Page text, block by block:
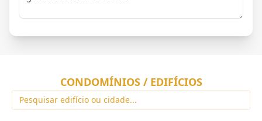
CONDOMÍNIOS / EDIFÍCIOS